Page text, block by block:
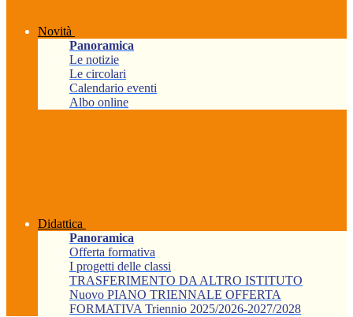
Novità
Panoramica
Le notizie
Le circolari
Calendario eventi
Albo online
Didattica
Panoramica
Offerta formativa
I progetti delle classi
TRASFERIMENTO DA ALTRO ISTITUTO
Nuovo PIANO TRIENNALE OFFERTA
FORMATIVA Triennio 2025/2026-2027/2028